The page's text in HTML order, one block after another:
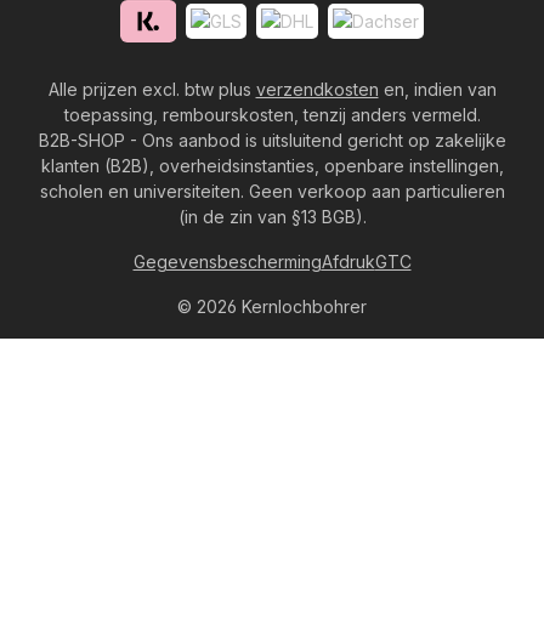
Alle prijzen excl. btw plus verzendkosten en, indien van
toepassing, rembourskosten, tenzij anders vermeld.
B2B-SHOP - Ons aanbod is uitsluitend gericht op zakelijke
klanten (B2B), overheidsinstanties, openbare instellingen,
scholen en universiteiten. Geen verkoop aan particulieren
(in de zin van §13 BGB).
© 2026 Kernlochbohrer
GegevensbeschermingAfdrukGTC